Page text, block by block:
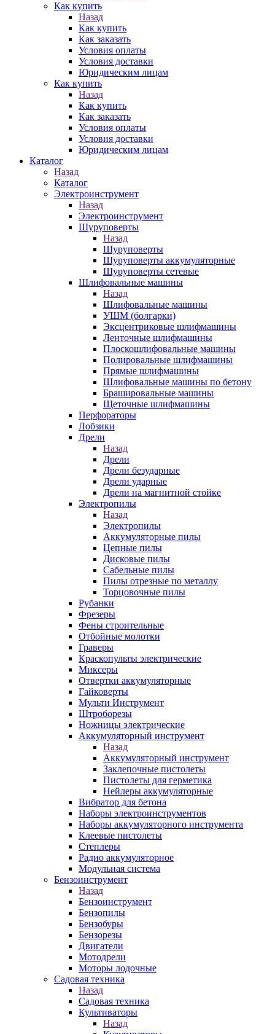
Как купить
Назад
Как купить
Как заказать
Условия оплаты
Условия доставки
Юридическим лицам
Как купить
Назад
Как купить
Как заказать
Условия оплаты
Условия доставки
Юридическим лицам
Каталог
Назад
Каталог
Электроинструмент
Назад
Электроинструмент
Шуруповерты
Назад
Шуруповерты
Шуруповерты аккумуляторные
Шуруповерты сетевые
Шлифовальные машины
Назад
Шлифовальные машины
УШМ (болгарки)
Эксцентриковые шлифмашины
Ленточные шлифмашины
Плоскошлифовальные машины
Полировальные шлифмашины
Прямые шлифмашины
Шлифовальные машины по бетону
Брашировальные машины
Щеточные шлифмашины
Перфораторы
Лобзики
Дрели
Назад
Дрели
Дрели безударные
Дрели ударные
Дрели на магнитной стойке
Электропилы
Назад
Электропилы
Аккумуляторные пилы
Цепные пилы
Дисковые пилы
Сабельные пилы
Пилы отрезные по металлу
Торцовочные пилы
Рубанки
Фрезеры
Фены строительные
Отбойные молотки
Граверы
Краскопульты электрические
Миксеры
Отвертки аккумуляторные
Гайковерты
Мульти Инструмент
Штроборезы
Ножницы электрические
Аккумуляторный инструмент
Назад
Аккумуляторный инструмент
Заклепочные пистолеты
Пистолеты для герметика
Нейлеры аккумуляторные
Вибратор для бетона
Наборы электроинструментов
Наборы аккумуляторного инструмента
Клеевые пистолеты
Степлеры
Радио аккумуляторное
Модульная система
Бензоинструмент
Назад
Бензоинструмент
Бензопилы
Бензобуры
Бензорезы
Двигатели
Мотодрели
Моторы лодочные
Садовая техника
Назад
Садовая техника
Культиваторы
Назад